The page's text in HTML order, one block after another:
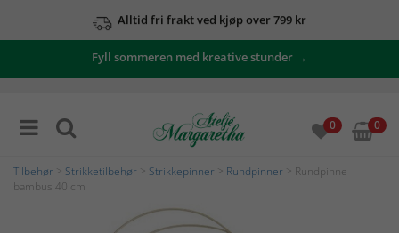
Alltid fri frakt ved kjøp over 799 kr
Fyll sommeren med kreative stunder →
0 0
Tilbehør Strikketilbehør Strikkepinner Rundpinner > Rundpinne
bambus 40 cm